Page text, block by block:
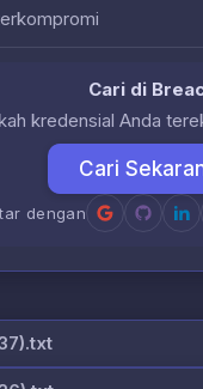
Cari di
kredensial Anda
Cari
dengan